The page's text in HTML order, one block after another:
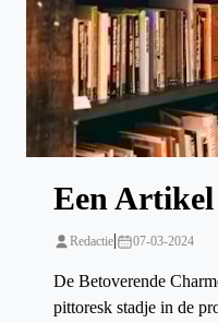
Een
Redactie| 07-03-2024
De Betoverende
pittoresk stadje in de